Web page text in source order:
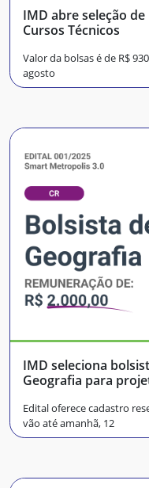
IMD abre seleção
Cursos Técnicos
Valor da bolsas é de R$
agosto
IMD seleciona
Geografia para
Edital oferece cadastro
vão até amanhã, 12